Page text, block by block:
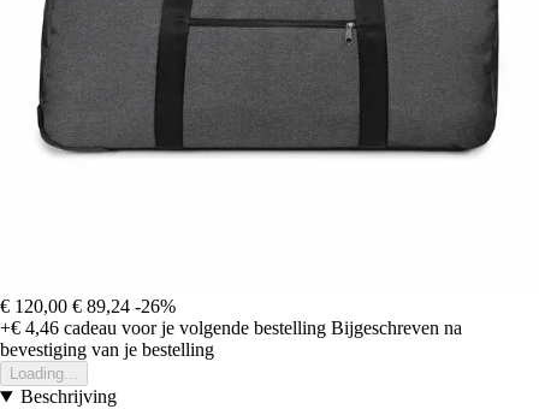
€ 120,00 € 89,24 -26%
+€ 4,46 cadeau voor je volgende bestelling Bijgeschreven na
bevestiging van je bestelling
Loading...
Beschrijving